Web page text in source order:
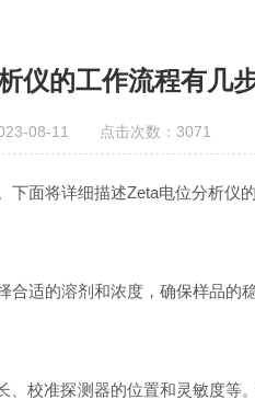
仪的工作流程有几
08-11 点击次数：3071
将详细描述Zeta电位分析仪
的溶剂和浓度，确保样品的
准探测器的位置和灵敏度等